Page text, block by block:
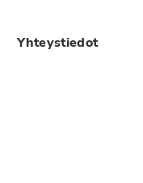
Yhteystiedot